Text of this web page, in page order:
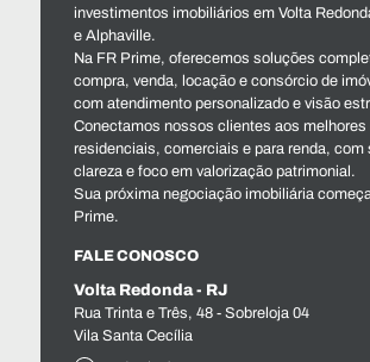
investimentos imobiliários em Volta
e Alphaville.
Na FR Prime, oferecemos soluções
compra, venda, locação e consórcio de
com atendimento personalizado e visão
Conectamos nossos clientes aos melhores
residenciais, comerciais e para renda, com
clareza e foco em valorização patrimonial.
Sua próxima negociação imobiliária
Prime.
FALE CONOSCO
Volta Redonda - RJ
Rua Trinta e Três, 48 - Sobreloja 04
Vila Santa Cecília